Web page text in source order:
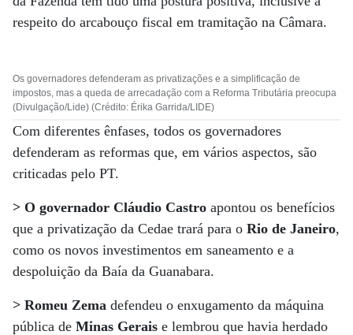
respeito do arcabouço fiscal em tramitação na Câmara.
Os governadores defenderam as privatizações e a simplificação de
impostos, mas a queda de arrecadação com a Reforma Tributária preocupa
(Divulgação/Lide) (Crédito: Érika Garrida/LIDE)
Com diferentes ênfases, todos os governadores
defenderam as reformas que, em vários aspectos, são
criticadas pelo PT.
> O governador Cláudio Castro apontou os benefícios
que a privatização da Cedae trará para o Rio de Janeiro,
como os novos investimentos em saneamento e a
despoluição da Baía da Guanabara.
> Romeu Zema defendeu o enxugamento da máquina
pública de Minas Gerais e lembrou que havia herdado